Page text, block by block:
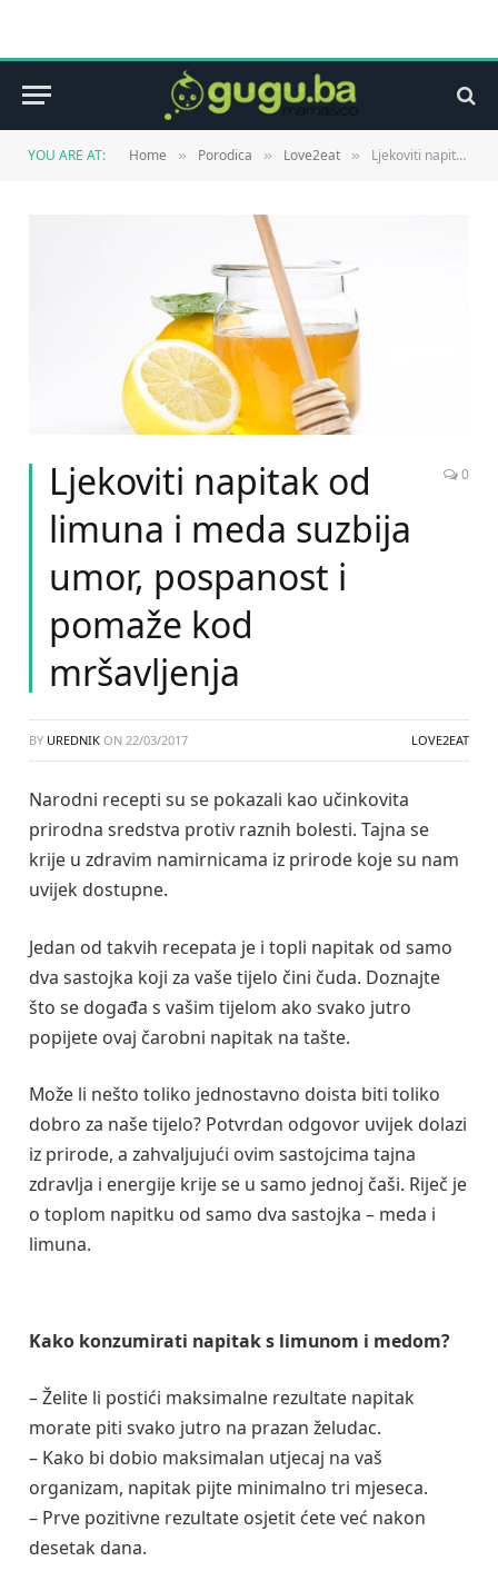
YOU ARE AT: Home » Porodica » Love2eat » Ljekoviti napitak od limuna i meda suzbija umor, pospanost i pomaže kod mršavljenja
Ljekoviti napitak od
limuna i meda suzbija
umor, pospanost i
pomaže kod
mršavljenja
0
BY UREDNIK ON 22/03/2017 LOVE2EAT
Narodni recepti su se pokazali kao učinkovita
prirodna sredstva protiv raznih bolesti. Tajna se
krije u zdravim namirnicama iz prirode koje su nam
uvijek dostupne.
Jedan od takvih recepata je i topli napitak od samo
dva sastojka koji za vaše tijelo čini čuda. Doznajte
što se događa s vašim tijelom ako svako jutro
popijete ovaj čarobni napitak na tašte.
Može li nešto toliko jednostavno doista biti toliko
dobro za naše tijelo? Potvrdan odgovor uvijek dolazi
iz prirode, a zahvaljujući ovim sastojcima tajna
zdravlja i energije krije se u samo jednoj čaši. Riječ je
o toplom napitku od samo dva sastojka – meda i
limuna.
Kako konzumirati napitak s limunom i medom?
– Želite li postići maksimalne rezultate napitak
morate piti svako jutro na prazan želudac.
– Kako bi dobio maksimalan utjecaj na vaš
organizam, napitak pijte minimalno tri mjeseca.
– Prve pozitivne rezultate osjetit ćete već nakon
desetak dana.